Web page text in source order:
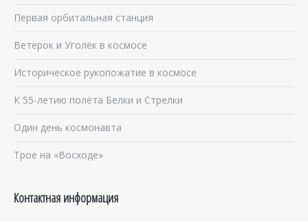
Первая орбитальная станция
Ветерок и Уголёк в космосе
Историческое рукопожатие в космосе
К 55-летию полёта Белки и Стрелки
Один день космонавта
Трое на «Восходе»
Контактная информация